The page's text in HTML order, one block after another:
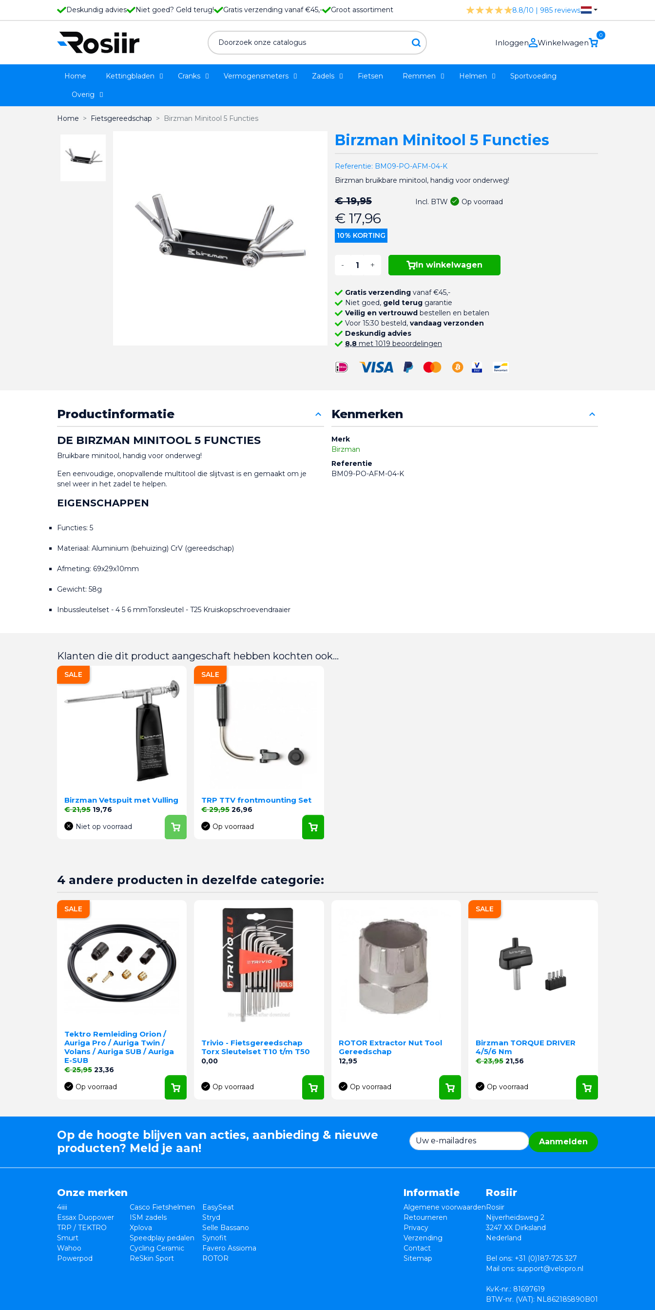
Deskundig advies Niet goed? Geld terug! Gratis verzending vanaf €45,- Groot assortiment 8.8/10 | 985 reviews
Inloggen
0
Winkelwagen
Home Kettingbladen Cranks Vermogensmeters Zadels Fietsen Remmen Helmen Sportvoeding
Overig
Home Fietsgereedschap Birzman Minitool 5 Functies
Birzman Minitool 5 Functies
Referentie: BM09-PO-AFM-04-K
Birzman bruikbare minitool, handig voor onderweg!
€ 19,95
€ 17,96
10% KORTING
Incl. BTW Op voorraad
- + In winkelwagen
Gratis verzendingvanaf €45,-
Niet goed, geld teruggarantie
Veilig en vertrouwdbestellen en betalen
Voor 15:30 besteld, vandaag verzonden
Deskundig advies
8,8met 1019 beoordelingen
Productinformatie
DE BIRZMAN MINITOOL 5 FUNCTIES
Bruikbare minitool, handig voor onderweg!
Een eenvoudige, onopvallende multitool die slijtvast is en gemaakt om je
snel weer in het zadel te helpen.
EIGENSCHAPPEN
Functies: 5
Materiaal: Aluminium (behuizing) CrV (gereedschap)
Afmeting: 69x29x10mm
Gewicht: 58g
Inbussleutelset - 4 5 6 mmTorxsleutel - T25 Kruiskopschroevendraaier
Kenmerken
Merk
Birzman
Referentie
BM09-PO-AFM-04-K
Klanten die dit product aangeschaft hebben kochten ook...
Birzman Vetspuit met Vulling
Normale prijs
€ 21,95 Prijs
19,76
Niet op voorraad
SALE
TRP TTV frontmounting Set
Normale prijs
€ 29,95 Prijs
26,96
Op voorraad
SALE
4 andere producten in dezelfde categorie:
Tektro Remleiding Orion /
Auriga Pro / Auriga Twin /
Volans / Auriga SUB / Auriga
E-SUB
Normale prijs
€ 25,95 Prijs
23,36
Op voorraad
SALE
Trivio - Fietsgereedschap
Torx Sleutelset T10 t/m T50
Prijs
0,00
Op voorraad
ROTOR Extractor Nut Tool
Gereedschap
Prijs
12,95
Op voorraad
Birzman TORQUE DRIVER
4/5/6 Nm
Normale prijs
€ 23,95 Prijs
21,56
Op voorraad
SALE
Op de hoogte blijven van acties, aanbieding & nieuwe
producten? Meld je aan!
Aanmelden
Onze merken
4iiii Casco Fietshelmen
EasySeat
Essax Duopower
ISM zadels
Stryd
TRP / TEKTRO
Xplova
Selle Bassano
Smurt
Speedplay pedalen
Synofit
Wahoo
Cycling Ceramic
Favero Assioma
Powerpod
ReSkin Sport ROTOR
Informatie
Algemene voorwaarden
Retourneren
Privacy
Verzending
Contact
Sitemap
Rosiir
Rosiir
Nijverheidsweg 2
3247 XX Dirksland
Nederland
Bel ons: +31 (0)187-725 327
Mail ons: support@velopro.nl
KvK-nr.: 81697619
BTW-nr. (VAT): NL862185890B01